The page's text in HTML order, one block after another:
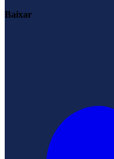
Baixar